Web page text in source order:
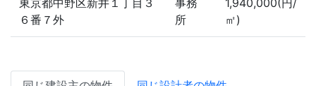
６番７外
所
㎡)